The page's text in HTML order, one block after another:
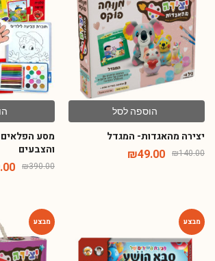
הוספה לסל
יצירה מהאגדות- המגדל
₪140.00
₪49.00
מסע הפלאים
והצבעים
₪390.00